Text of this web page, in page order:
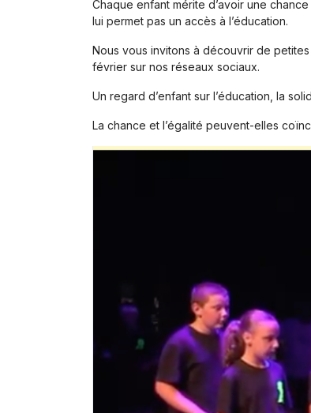
Chaque enfant mérite d’avoir une
lui permet pas un accès à l’éducation.
Nous vous invitons à découvrir de
février sur nos réseaux sociaux.
Un regard d’enfant sur l’éducation, la
La chance et l’égalité peuvent-elles